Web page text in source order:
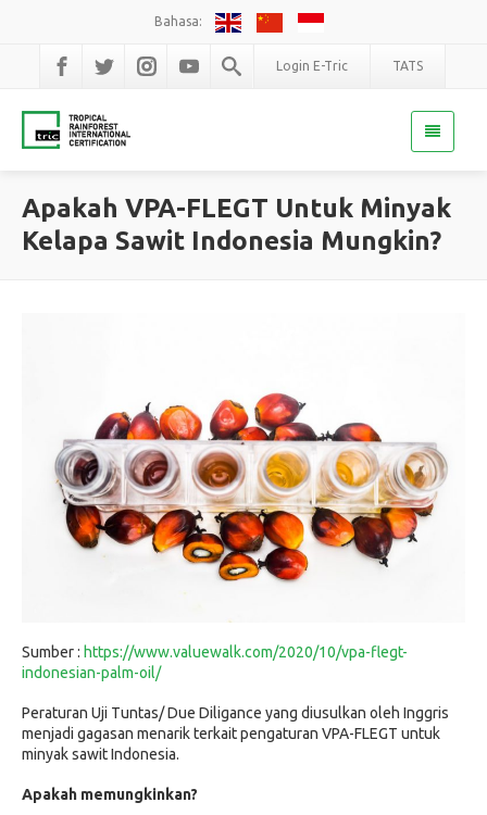
Bahasa:
Login E-Tric TATS
Apakah VPA-FLEGT Untuk Minyak
Kelapa Sawit Indonesia Mungkin?
Sumber : https://www.valuewalk.com/2020/10/vpa-flegt-
indonesian-palm-oil/
Peraturan Uji Tuntas/ Due Diligance yang diusulkan oleh Inggris
menjadi gagasan menarik terkait pengaturan VPA-FLEGT untuk
minyak sawit Indonesia.
Apakah memungkinkan?